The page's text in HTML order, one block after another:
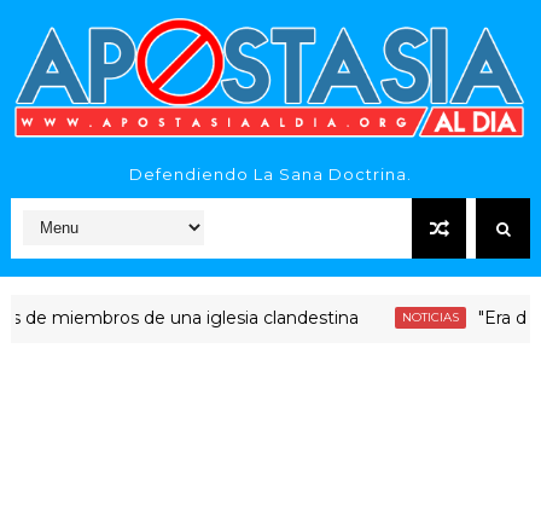
Defendiendo La Sana Doctrina.
de una iglesia clandestina NOTICIAS "Era dinero